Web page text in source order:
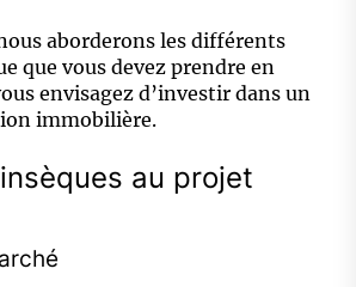
aborderons les différents
que vous devez prendre en
envisagez d’investir dans un
immobilière.
au projet